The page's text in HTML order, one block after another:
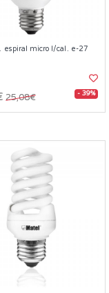
espiral micro l/cal. e-27
25,08€ - 39%